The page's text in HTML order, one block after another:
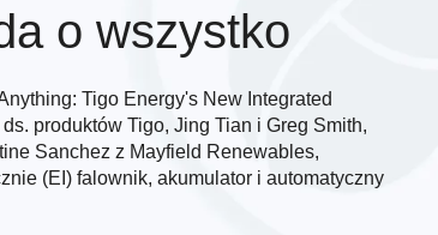
o wszystko
Tigo Energy's New Integrated
produktów Tigo, Jing Tian i Greg Smith,
Sanchez z Mayfield Renewables,
(EI) falownik, akumulator i automatyczny